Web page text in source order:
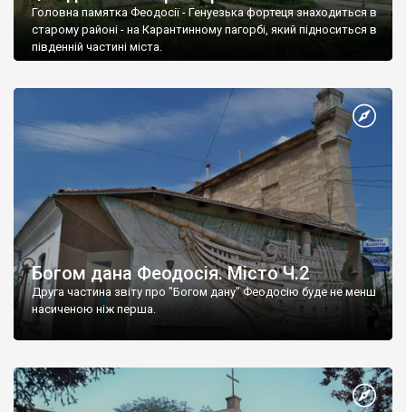
Головна памятка Феодосії - Генуезька фортеця знаходиться в
старому районі - на Карантинному пагорбі, який підноситься в
південній частині міста.
Богом дана Феодосія. Місто Ч.2
Друга частина звіту про "Богом дану" Феодосію буде не менш
насиченою ніж перша.